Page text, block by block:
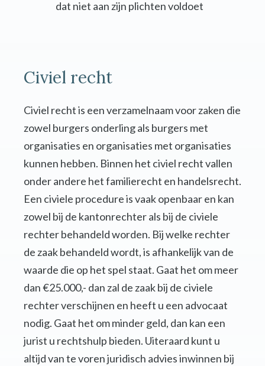
dat niet aan zijn plichten voldoet
Civiel recht
Civiel recht is een verzamelnaam voor zaken die
zowel burgers onderling als burgers met
organisaties en organisaties met organisaties
kunnen hebben. Binnen het civiel recht vallen
onder andere het familierecht en handelsrecht.
Een civiele procedure is vaak openbaar en kan
zowel bij de kantonrechter als bij de civiele
rechter behandeld worden. Bij welke rechter
de zaak behandeld wordt, is afhankelijk van de
waarde die op het spel staat. Gaat het om meer
dan €25.000,- dan zal de zaak bij de civiele
rechter verschijnen en heeft u een advocaat
nodig. Gaat het om minder geld, dan kan een
jurist u rechtshulp bieden. Uiteraard kunt u
altijd van te voren juridisch advies inwinnen bij